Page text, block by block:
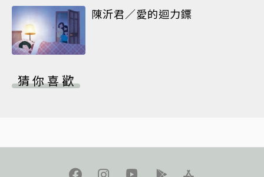
陳沂君／愛的迴力鏢
猜你喜歡